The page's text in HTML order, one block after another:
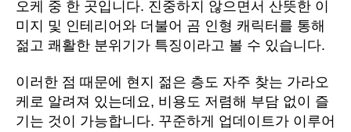
오케 중 한 곳입니다. 진중하지 않으면서 산뜻한 이
미지 및 인테리어와 더불어 곰 인형 캐릭터를 통해
젊고 쾌활한 분위기가 특징이라고 볼 수 있습니다.
이러한 점 때문에 현지 젊은 층도 자주 찾는 가라오
케로 알려져 있는데요, 비용도 저렴해 부담 없이 즐
기는 것이 가능합니다. 꾸준하게 업데이트가 이루어